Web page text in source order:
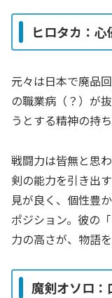
ヒロタカ：
元々は日本で廃品
の職業病（？）が
うとする精神の持ち
戦闘力は皆無と思
剣の能力を引き出
見が良く、個性豊
ポジション。彼の
力の高さが、物語
魔剣オソロ：